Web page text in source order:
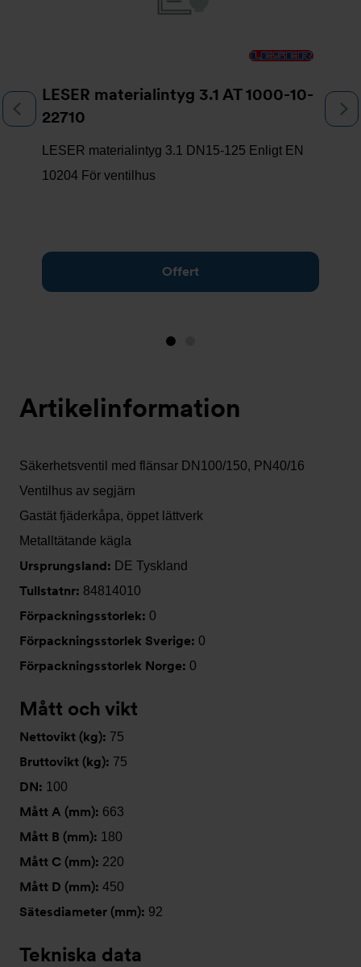
LESER materialintyg 3.1 AT 1000-10-
22710
LESER materialintyg 3.1 DN15-125 Enligt EN
10204 För ventilhus
Offert
Bild
nu)
Artikelinformation
Säkerhetsventil med flänsar DN100/150, PN40/16
Ventilhus av segjärn
Gastät fjäderkåpa, öppet lättverk
Metalltätande kägla
Ursprungsland: DE Tyskland
Tullstatnr: 84814010
Förpackningsstorlek: 0
Förpackningsstorlek Sverige: 0
Förpackningsstorlek Norge: 0
Mått och vikt
Nettovikt (kg): 75
Bruttovikt (kg): 75
DN: 100
Mått A (mm): 663
Mått B (mm): 180
Mått C (mm): 220
Mått D (mm): 450
Sätesdiameter (mm): 92
Tekniska data